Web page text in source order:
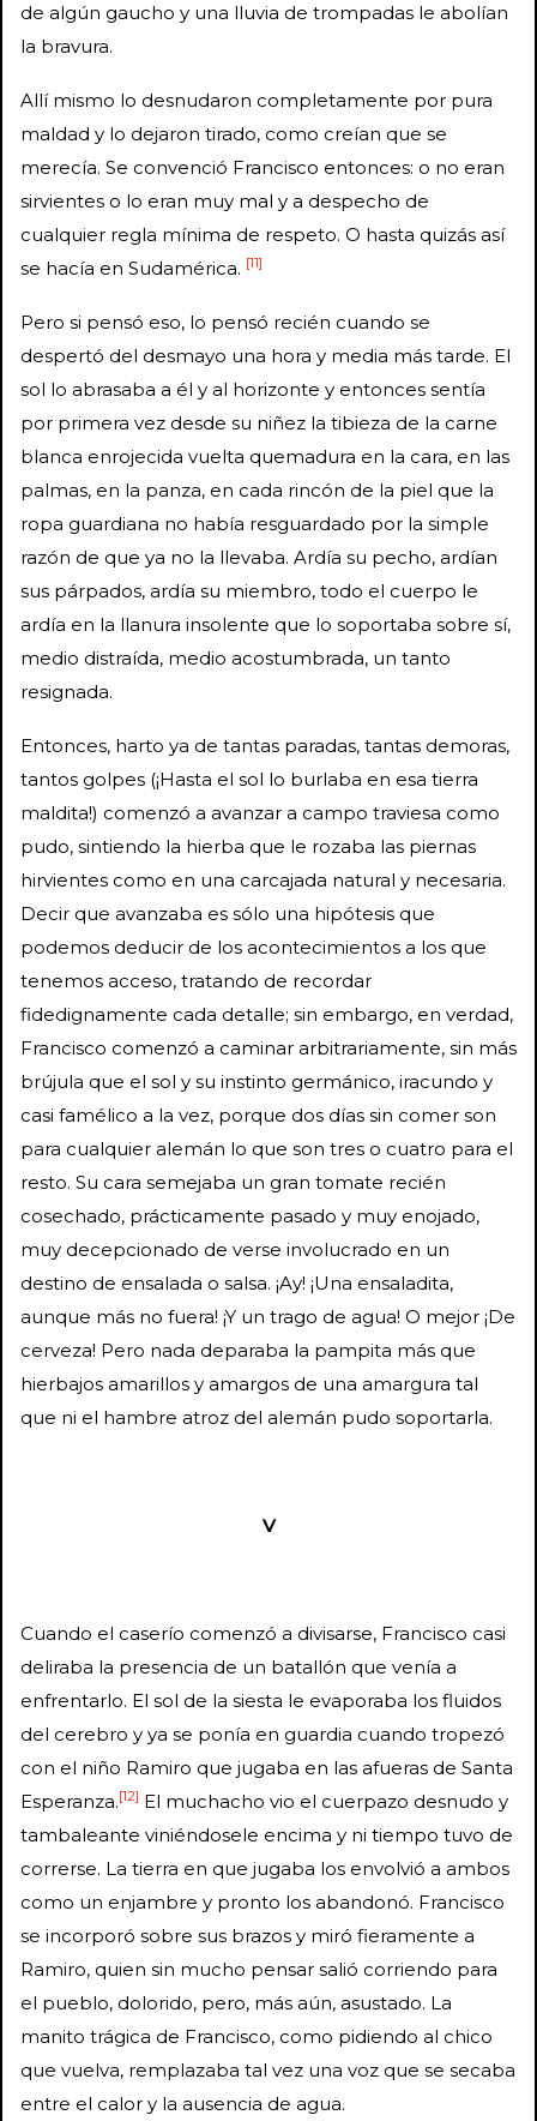
de algún gaucho y una lluvia de trompadas le abolían
la bravura.
Allí mismo lo desnudaron completamente por pura
maldad y lo dejaron tirado, como creían que se
merecía. Se convenció Francisco entonces: o no eran
sirvientes o lo eran muy mal y a despecho de
cualquier regla mínima de respeto. O hasta quizás así
se hacía en Sudamérica. [11]
Pero si pensó eso, lo pensó recién cuando se
despertó del desmayo una hora y media más tarde. El
sol lo abrasaba a él y al horizonte y entonces sentía
por primera vez desde su niñez la tibieza de la carne
blanca enrojecida vuelta quemadura en la cara, en las
palmas, en la panza, en cada rincón de la piel que la
ropa guardiana no había resguardado por la simple
razón de que ya no la llevaba. Ardía su pecho, ardían
sus párpados, ardía su miembro, todo el cuerpo le
ardía en la llanura insolente que lo soportaba sobre sí,
medio distraída, medio acostumbrada, un tanto
resignada.
Entonces, harto ya de tantas paradas, tantas demoras,
tantos golpes (¡Hasta el sol lo burlaba en esa tierra
maldita!) comenzó a avanzar a campo traviesa como
pudo, sintiendo la hierba que le rozaba las piernas
hirvientes como en una carcajada natural y necesaria.
Decir que avanzaba es sólo una hipótesis que
podemos deducir de los acontecimientos a los que
tenemos acceso, tratando de recordar
fidedignamente cada detalle; sin embargo, en verdad,
Francisco comenzó a caminar arbitrariamente, sin más
brújula que el sol y su instinto germánico, iracundo y
casi famélico a la vez, porque dos días sin comer son
para cualquier alemán lo que son tres o cuatro para el
resto. Su cara semejaba un gran tomate recién
cosechado, prácticamente pasado y muy enojado,
muy decepcionado de verse involucrado en un
destino de ensalada o salsa. ¡Ay! ¡Una ensaladita,
aunque más no fuera! ¡Y un trago de agua! O mejor ¡De
cerveza! Pero nada deparaba la pampita más que
hierbajos amarillos y amargos de una amargura tal
que ni el hambre atroz del alemán pudo soportarla.
V
Cuando el caserío comenzó a divisarse, Francisco casi
deliraba la presencia de un batallón que venía a
enfrentarlo. El sol de la siesta le evaporaba los fluidos
del cerebro y ya se ponía en guardia cuando tropezó
con el niño Ramiro que jugaba en las afueras de Santa
Esperanza.[12] El muchacho vio el cuerpazo desnudo y
tambaleante viniéndosele encima y ni tiempo tuvo de
correrse. La tierra en que jugaba los envolvió a ambos
como un enjambre y pronto los abandonó. Francisco
se incorporó sobre sus brazos y miró fieramente a
Ramiro, quien sin mucho pensar salió corriendo para
el pueblo, dolorido, pero, más aún, asustado. La
manito trágica de Francisco, como pidiendo al chico
que vuelva, remplazaba tal vez una voz que se secaba
entre el calor y la ausencia de agua.